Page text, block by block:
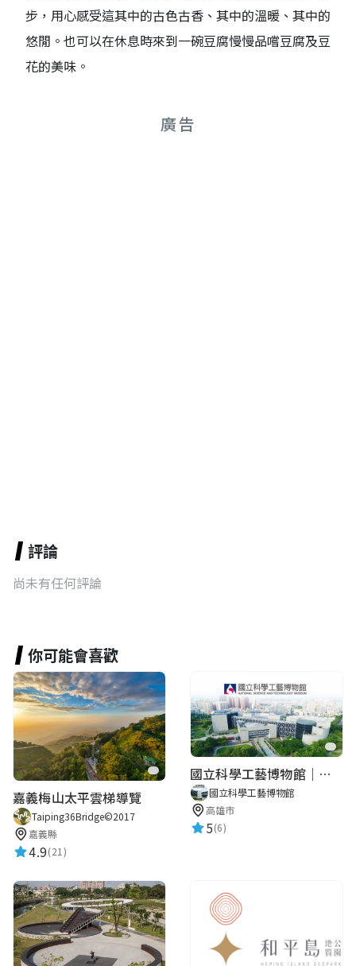
步，用心感受這其中的古色古香、其中的溫暖、其中的
悠閒。也可以在休息時來到一碗豆腐慢慢品嚐豆腐及豆
花的美味。
廣告
評論
尚未有任何評論
你可能會喜歡
嘉義梅山太平雲梯導覽
Taiping36Bridge©2017
嘉義縣
4.9(21)
國立科學工藝博物館｜華語智慧導覽
國立科學工藝博物館
高雄市
5(6)